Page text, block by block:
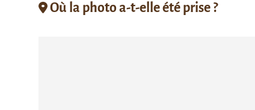
Où la photo a-t-elle été prise ?